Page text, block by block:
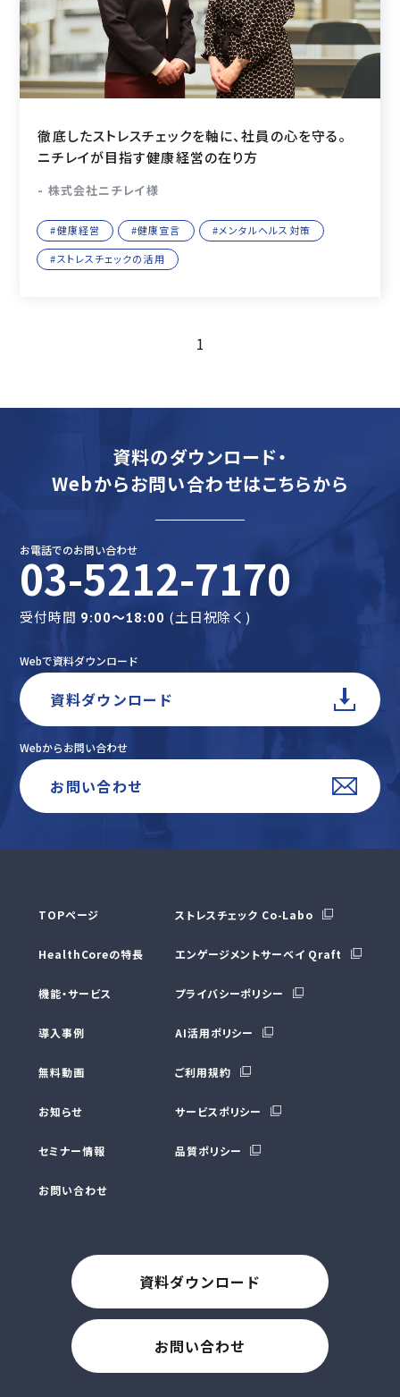
徹底したストレスチェックを軸に、社員の心を守る。
ニチレイが目指す健康経営の在り方
- 株式会社ニチレイ様
#健康経営 #健康宣言
#メンタルヘルス対策
#ストレスチェックの活用
1
資料のダウンロード・
Webからお問い合わせはこちらから
お電話でのお問い合わせ
03-5212-7170
受付時間 9:00～18:00 (土日祝除く)
Webで資料ダウンロード
資料ダウンロード
Webからお問い合わせ
お問い合わせ
TOPページ
HealthCoreの特⻑
機能・サービス
導入事例
無料動画
お知らせ
セミナー情報
お問い合わせ
ストレスチェック Co-Labo
エンゲージメントサーベイ Qraft
プライバシーポリシー
AI活用ポリシー
ご利用規約
サービスポリシー
品質ポリシー
資料ダウンロード
お問い合わせ